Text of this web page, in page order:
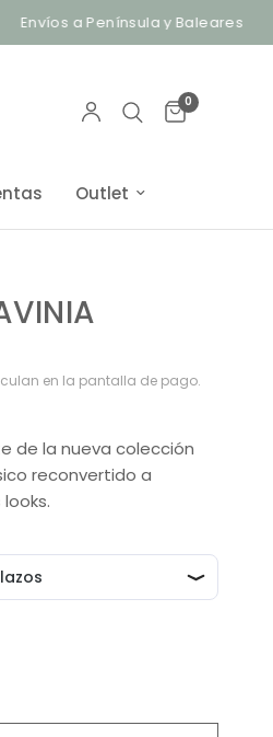
a Península y Baleares
0
Outlet
en la pantalla de pago.
de la nueva colección
reconvertido a